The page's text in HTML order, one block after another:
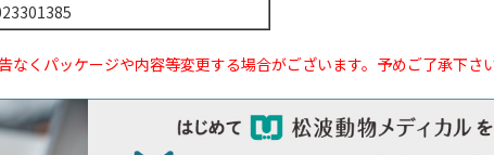
なくパッケージや内容等変更する場合がございます。予めご了承下さ